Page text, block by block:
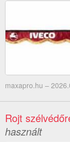
maxapro.hu –
Rojt
használt